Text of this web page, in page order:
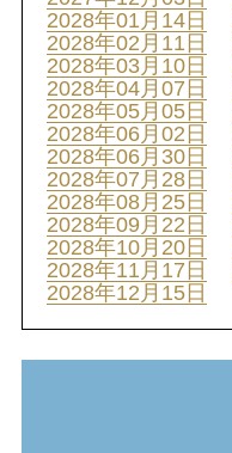
2028年01月14日
2028年02月11日
2028年03月10日
2028年04月07日
2028年05月05日
2028年06月02日
2028年06月30日
2028年07月28日
2028年08月25日
2028年09月22日
2028年10月20日
2028年11月17日
2028年12月15日